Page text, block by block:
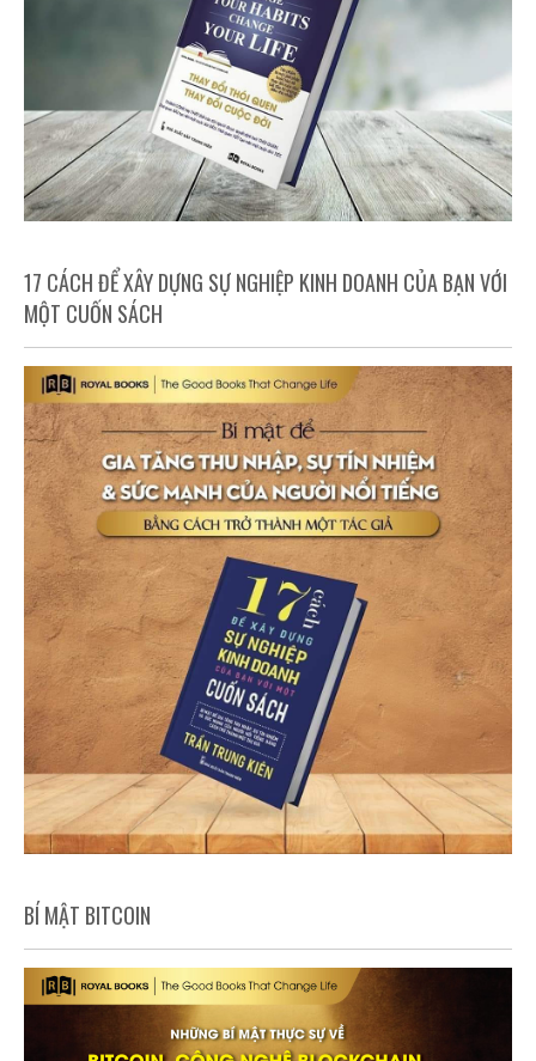
17 CÁCH ĐỂ XÂY DỰNG SỰ NGHIỆP KINH DOANH CỦA BẠN VỚI
MỘT CUỐN SÁCH
BÍ MẬT BITCOIN